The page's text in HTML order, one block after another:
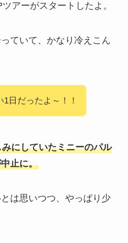
アーがスタートしたよ。
ていて、かなり冷えこん
1日だったよ～！！
にしていたミニーのパル
止に。
は思いつつ、やっぱり少